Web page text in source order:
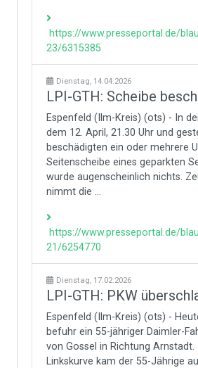
https://www.presseportal.de/
23/6315385
Dienstag, 14.04.2026
LPI-GTH: Scheibe
Espenfeld (Ilm-Kreis) (ots) - In
dem 12. April, 21.30 Uhr und
beschädigten ein oder mehrere
Seitenscheibe eines geparkten
wurde augenscheinlich nichts.
nimmt die ...
https://www.presseportal.de/
21/6254770
Dienstag, 17.02.2026
LPI-GTH: PKW
Espenfeld (Ilm-Kreis) (ots) -
befuhr ein 55-jähriger Daimler-
von Gossel in Richtung Arnstadt.
Linkskurve kam der 55-Jährige